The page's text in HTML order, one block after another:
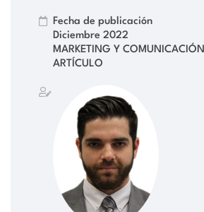
Fecha de publicación
Diciembre 2022
MARKETING Y COMUNICACIÓN
ARTÍCULO